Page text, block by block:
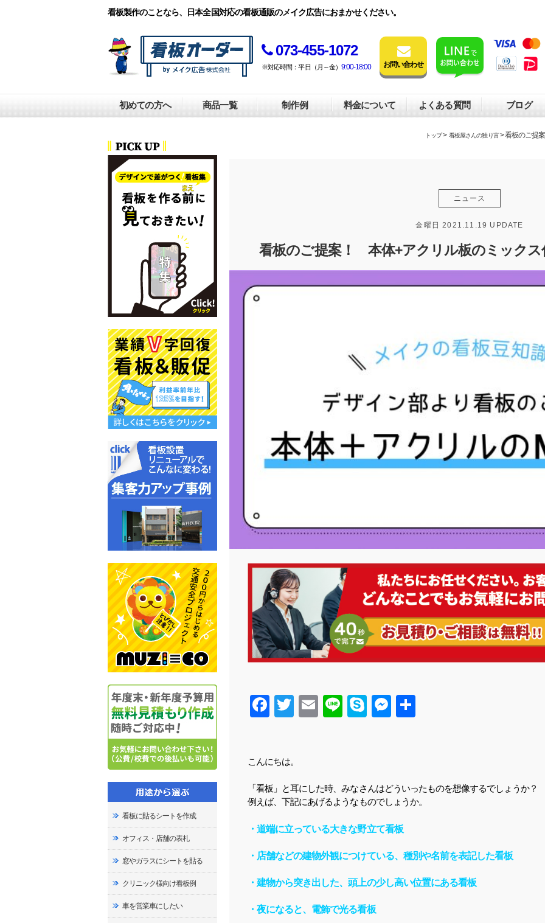
看板製作のことなら、日本全国対応の看板通販のメイク広告におまかせください。
073-455-1072
※対応時間：平日（月～金） 9:00-18:00 お問い合わせ
初めての方へ 商品一覧 制作例 料金について よくある質問 ブログ
トップ>看板屋さんの独り言> 看板のご提
ニュース
金曜日 2021.11.19 UPDATE
看板のご提案！ 本体+アクリル板のミック
FacebookTwitter Email Line Skype Messenger
こんにちは。
「看板」と耳にした時、みなさんはどういったものを想像するでしょうか？
例えば、下記にあげるようなものでしょうか。
・道端に立っている大きな野立て看板
・店舗などの建物外観につけている、種別や名前を表記した看板
・建物から突き出した、頭上の少し高い位置にある看板
・夜になると、電飾で光る看板
看板に貼るシートを作成
オフィス・店舗の表札
窓やガラスにシートを貼る
クリニック様向け看板例
車を営業車にしたい